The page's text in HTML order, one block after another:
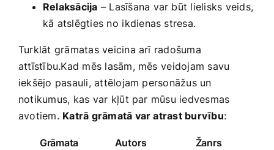
Relaksācija – Lasīšana var būt ‍lielisks veids,
kā atslēgties no ⁣ikdienas stresa.
Turklāt grāmatas veicina arī radošuma
attīstību.Kad mēs lasām, mēs ⁢veidojam savu
iekšējo pasauli, attēlojam‌ personāžus un
notikumus, ⁣kas var kļūt par mūsu iedvesmas
avotiem. Katrā grāmatā var atrast ‌burvību:
Grāmata Autors
Žanrs